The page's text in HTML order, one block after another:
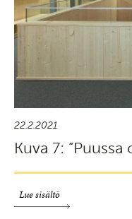
22.2.2021
Kuva 7:
Lue sisältö